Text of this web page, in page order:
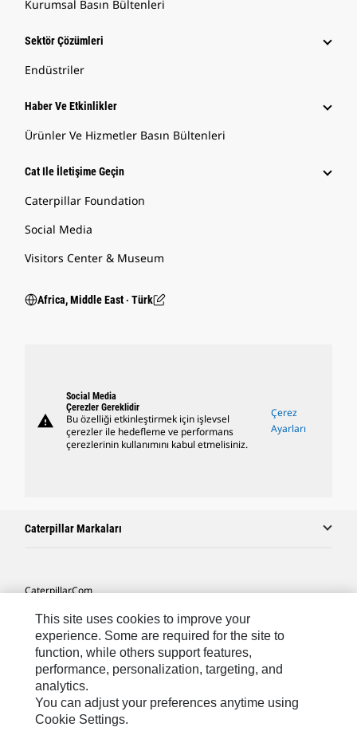
Kurumsal Basın Bültenleri
Sektör Çözümleri
Endüstriler
Haber Ve Etkinlikler
Ürünler Ve Hizmetler Basın Bültenleri
Cat Ile İletişime Geçin
Caterpillar Foundation
Social Media
Visitors Center & Museum
Africa, Middle East ‧ Türk
warning
Social Media
Çerezler Gereklidir
Bu özelliği etkinleştirmek için işlevsel
çerezler ile hedefleme ve performans
çerezlerinin kullanımını kabul etmelisiniz.
Çerez
Ayarları
Caterpillar Markaları
Caterpillar.com
Caterpillar Müşteri Hizmetleri Ve Iletişim
Site Haritası
Cookie Settings
Yasal
Gizlilik
This site uses cookies to improve your
experience. Some are required for the site to
function, while others support features,
performance, personalization, targeting, and
analytics.
You can adjust your preferences anytime using
Cookie Settings.